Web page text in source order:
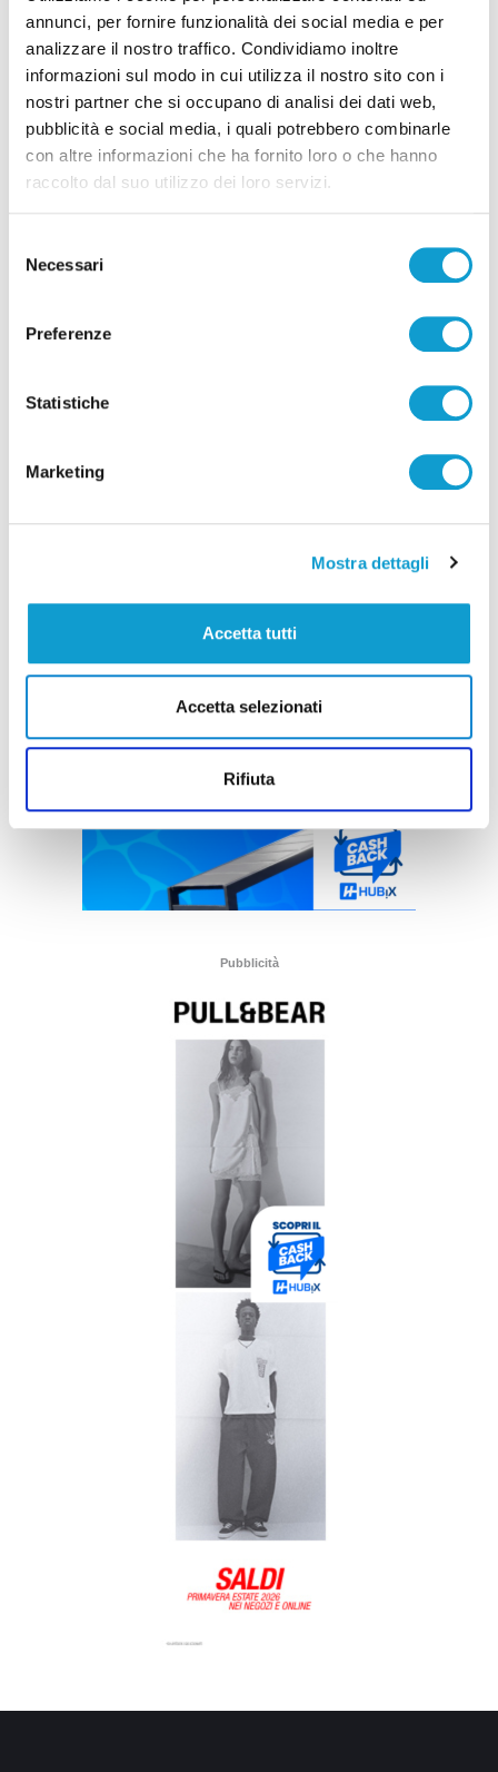
annunci, per fornire funzionalità dei social media e per
analizzare il nostro traffico. Condividiamo inoltre
informazioni sul modo in cui utilizza il nostro sito con i
nostri partner che si occupano di analisi dei dati web,
pubblicità e social media, i quali potrebbero combinarle
con altre informazioni che ha fornito loro o che hanno
raccolto dal suo utilizzo dei loro servizi.
delNecessari
Preferenze
Statistiche
Marketing
Mostra dettagli
Accetta tutti
Accetta selezionati
Rifiuta
e cambia tutto, doppietta di Faggioli
di Pier Paolo Flammini
Pubblicità